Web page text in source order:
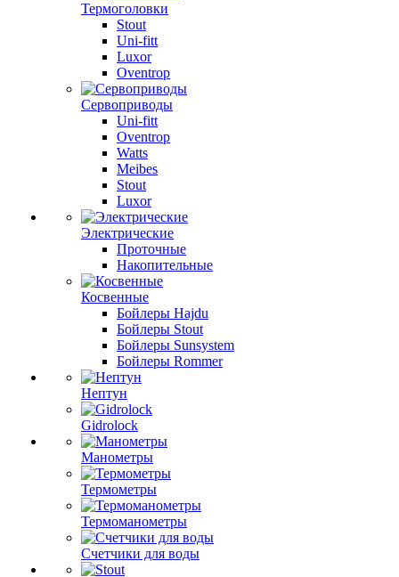
Термоголовки
Stout
Uni-fitt
Luxor
Oventrop
Сервоприводы
Uni-fitt
Oventrop
Watts
Meibes
Stout
Luxor
Электрические
Проточные
Накопительные
Косвенные
Бойлеры Hajdu
Бойлеры Stout
Бойлеры Sunsystem
Бойлеры Rommer
Нептун
Gidrolock
Манометры
Термометры
Термоманометры
Счетчики для воды